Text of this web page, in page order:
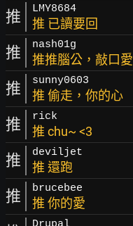
推 LMY8684
推 已讀要回
推 nash01g
推推腦公，敲口愛
推 sunny0603
推 偷走，你的心
推 rick
推 chu~ <3
推 deviljet
推 還跑
推 brucebee
推 你的愛